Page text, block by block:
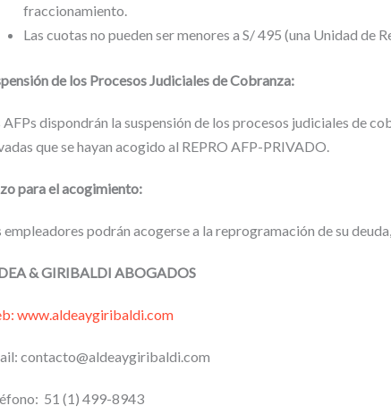
fraccionamiento.
Las cuotas no pueden ser menores a S/ 495 (una Unidad de
de los Procesos Judiciales de Cobranza:
AFPs dispondrán la suspensión de los procesos judiciales de
que se hayan acogido al REPRO AFP-PRIVADO.
para el acogimiento:
empleadores podrán acogerse a la reprogramación de su
& GIRIBALDI ABOGADOS
www.aldeaygiribaldi.com
contacto@aldeaygiribaldi.com
51 (1) 499-8943